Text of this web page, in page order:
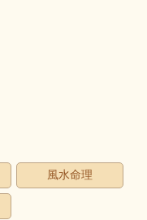
風水命理